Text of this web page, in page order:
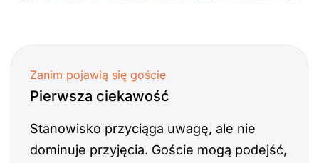
Zanim pojawią się goście
Pierwsza ciekawość
Stanowisko przyciąga uwagę, ale nie
dominuje przyjęcia. Goście mogą podejść,